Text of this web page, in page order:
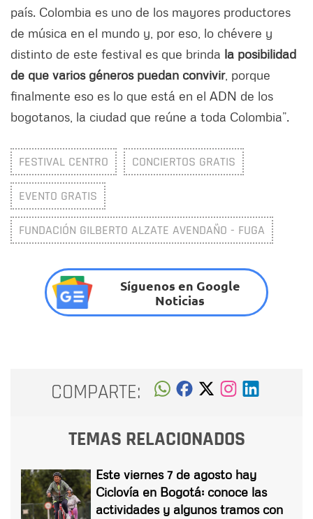
país. Colombia es uno de los mayores productores
de música en el mundo y, por eso, lo chévere y
distinto de este festival es que brinda la posibilidad
de que varios géneros puedan convivir, porque
finalmente eso es lo que está en el ADN de los
bogotanos, la ciudad que reúne a toda Colombia”.
FESTIVAL CENTRO CONCIERTOS GRATIS
EVENTO GRATIS
FUNDACIÓN GILBERTO ALZATE AVENDAÑO - FUGA
Síguenos en Google
Noticias
COMPARTE:
TEMAS RELACIONADOS
Este viernes 7 de agosto hay
Ciclovía en Bogotá: conoce las
actividades y algunos tramos con